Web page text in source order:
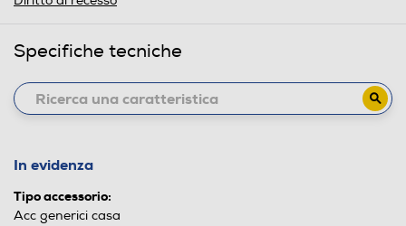
Specifiche tecniche
In evidenza
Tipo accessorio:
Acc generici casa